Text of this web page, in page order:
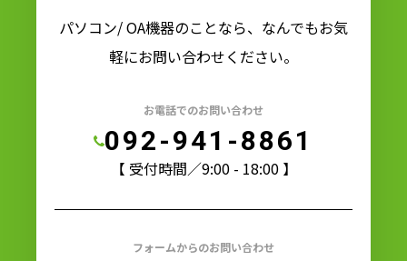
パソコン/ OA機器のことなら、なんでもお気
軽にお問い合わせください。
お電話でのお問い合わせ
092-941-8861
【 受付時間／9:00 - 18:00 】
フォームからのお問い合わせ